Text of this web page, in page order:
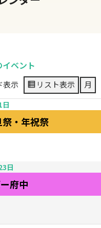
ベント
表示 リスト表示 月
・年祝祭
日
府中